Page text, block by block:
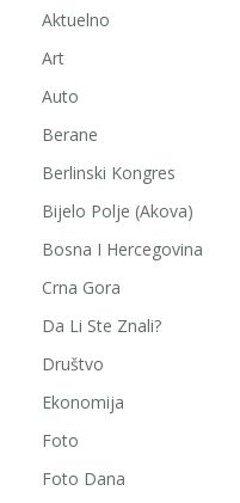
Aktuelno
Art
Auto
Berane
Berlinski Kongres
Bijelo Polje (Akova)
Bosna I Hercegovina
Crna Gora
Da Li Ste Znali?
Društvo
Ekonomija
Foto
Foto Dana